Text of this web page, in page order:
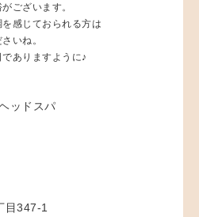
ございます。
感じておられる方は
いね。
ありますように♪
ッドスパ
目347-1